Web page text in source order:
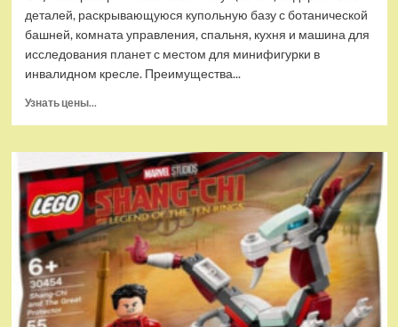
деталей, раскрывающуюся купольную базу с ботанической
башней, комната управления, спальня, кухня и машина для
исследования планет с местом для минифигурки в
инвалидном кресле. Преимущества...
Узнать цены...
(EU)
Конструктор
LEGO
City
Лаборатория
космических
наук
(60439)